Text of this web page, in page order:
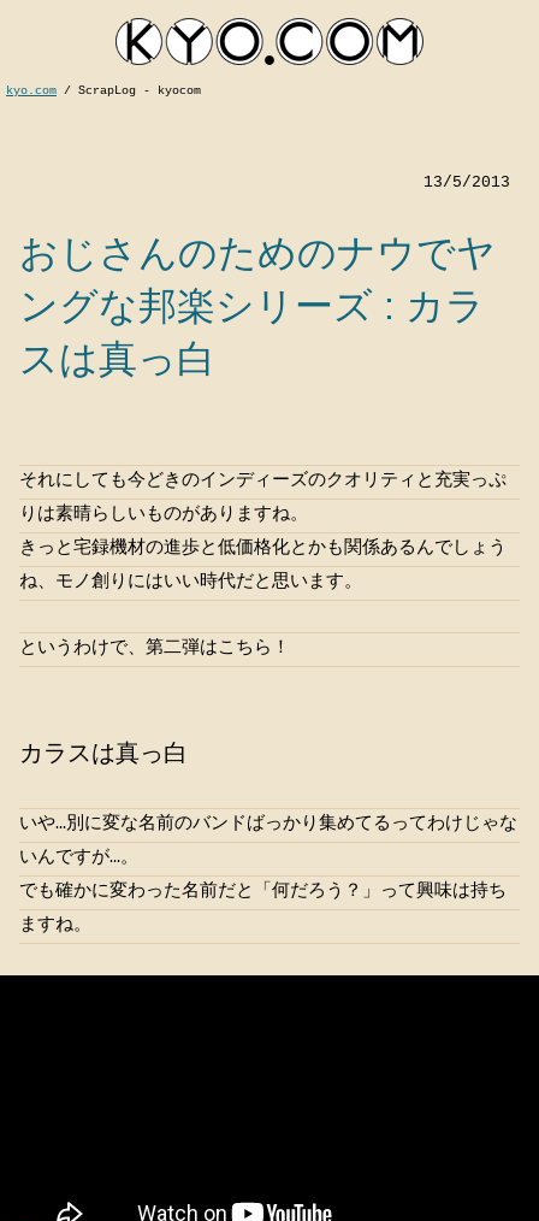
kyo.com / ScrapLog - kyocom
13/5/2013
おじさんのためのナウでヤ
ングな邦楽シリーズ : カラ
スは真っ白
それにしても今どきのインディーズのクオリティと充実っぷ
りは素晴らしいものがありますね。
きっと宅録機材の進歩と低価格化とかも関係あるんでしょう
ね、モノ創りにはいい時代だと思います。
というわけで、第二弾はこちら！
カラスは真っ白
いや…別に変な名前のバンドばっかり集めてるってわけじゃな
いんですが…。
でも確かに変わった名前だと「何だろう？」って興味は持ち
ますね。